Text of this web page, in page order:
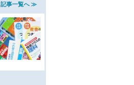
記事一覧へ ≫